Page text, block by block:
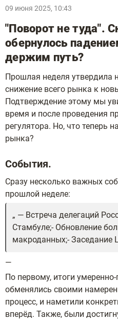
09 июня 2025, 10:43
"Поворот не туда".
обернулось
держим путь?
Прошлая неделя утвердила
снижение всего рынка к
Подтверждение этому мы
время и после проведения
регулятора. Но, что теперь
рынка?
События.
Сразу несколько важных
прошлой неделе:
— Встреча делегаций
Стамбуле;- Обновление
макроданных;- Заседание
—
По первому, итоги
обменялись своими
процесс, и наметили
вперёд. Также, были